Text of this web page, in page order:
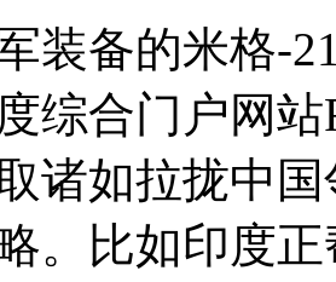
装备的米格-
综合门户网
诸如拉拢中
。比如印度